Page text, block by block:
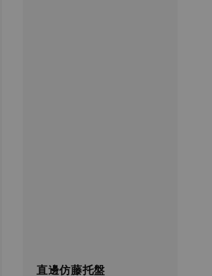
直邊仿藤托盤